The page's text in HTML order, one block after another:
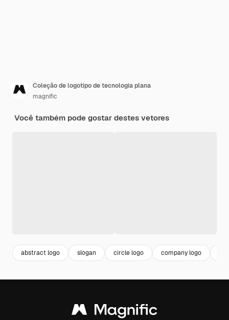
Coleção de logotipo de tecnologia plana
magnific
Você também pode gostar destes vetores
abstract logo slogan circle logo company logo